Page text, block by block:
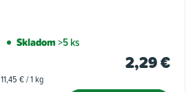
Skladom>5 ks
2,29 €
Jednotková
11,45 € / 1 kg